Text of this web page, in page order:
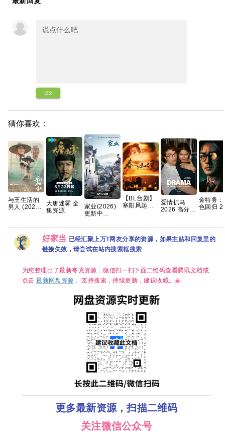
提交
猜你喜欢：
与王生活的
男人 (2026)
[1080P]
4.27GB
大唐迷雾 全
集资源
家业(2026)
更新中
[国语中字]
[1.3GB集]
【BL台剧】
寒阳风起春
同性 刘竞屿
中字 已更最
新 夸克
爱情抓马
2026 高分
金特务：
色回归
百度网盘
好家当 已经汇聚上万T网友分享的资源，如果主贴和回复里的
链接失效，请尝试在站内搜索框搜索
为您整理出了最新夸克资源，微信扫一扫下面二维码查看腾讯文档或
点击最新网盘资源 。支持搜索，持续更新，建议收藏。🙏
更多最新资源，扫描二维码
关注微信公众号